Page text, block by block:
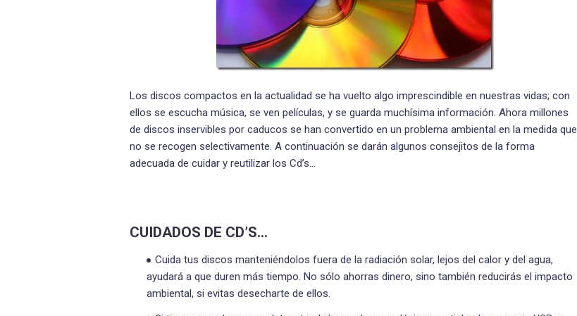
Los discos compactos en la actualidad se ha vuelto algo imprescindible en nuestras vidas; con
ellos se escucha música, se ven películas, y se guarda muchísima información. Ahora millones
de discos inservibles por caducos se han convertido en un problema ambiental en la medida que
no se recogen selectivamente. A continuación se darán algunos consejitos de la forma
adecuada de cuidar y reutilizar los Cd’s…
CUIDADOS DE CD’S…
Cuida tus discos manteniéndolos fuera de la radiación solar, lejos del calor y del agua,
ayudará a que duren más tiempo. No sólo ahorras dinero, sino también reducirás el impacto
ambiental, si evitas desecharte de ellos.